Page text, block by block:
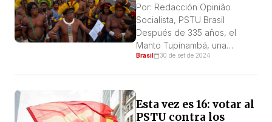
trabajo. La intensidad y la
militancia mostradas […]
territorios
Por: Redacción Opinião
Socialista, PSTU Brasil
Después de 335 años, el
Manto Tupinambá, una
reliquia de la cultura indígena
durante siglos, fue
Brasil 30 de set de 2024
Esta vez es 16: votar al
PSTU contra los